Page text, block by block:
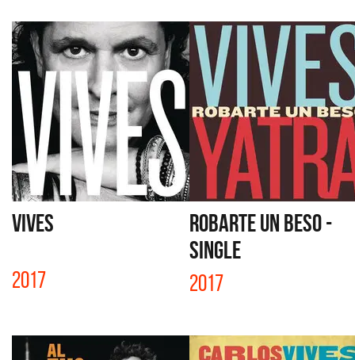
VIVES
2017
ROBARTE UN BESO -
SINGLE
2017